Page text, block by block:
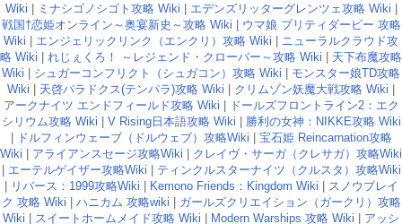
Wiki | ミナシゴノシゴト攻略 Wiki | エデンズリッターグレンツェ攻略 Wiki |
戦国†恋姫オンライン～奥宴新史～攻略 Wiki | ウマ娘 プリティダービー 攻略
Wiki | エンジェリックリンク（エンクリ）攻略 Wiki | ニューラルクラウド攻
略 Wiki | れじぇくろ！ ～レジェンド・クローバー～攻略 Wiki | 天下布魔攻略
Wiki | シュガーコンフリクト（シュガコン）攻略 Wiki | モンスター娘TD攻略
Wiki | 天啓パラドクス(テンパラ)攻略 Wiki | クリムゾン妖魔大戦攻略 Wiki |
アークナイツ エンドフィールド攻略 Wiki | ドールズフロントライン2：エク
シリウム攻略 Wiki | V Rising日本語攻略 Wiki | 勝利の女神：NIKKE攻略 Wiki
| ドルフィンウェーブ（ドルウェブ）攻略Wiki | 宝石姫 Reincarnation攻略
Wiki | アライアンスセージ攻略Wiki | クレイヴ・サーガ（クレサガ）攻略Wiki
| エーテルゲイザー攻略Wiki | ティンクルスターナイツ（クルスタ）攻略Wiki
| リバース：1999攻略Wiki | Kemono Friends：Kingdom Wiki | スノウブレイ
ク 攻略 Wiki | ハニカム 攻略wiki | ガールズクリエイション（ガークリ）攻略
Wiki | スイートホームメイド攻略 Wiki | Modern Warships 攻略 Wiki | アッシ